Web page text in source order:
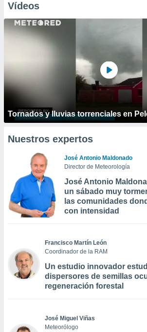
Vídeos
Tornados y lluvias torrenciales en
Nuestros expertos
José Antonio Maldonado
Director de Meteorología
José Antonio
un sábado muy
las comunidades
con intensidad
Francisco Martín León
Coordinador de la RAM
Un estudio innovador
dispersores de semillas
regeneración forestal
José Miguel Viñas
Meteorólogo